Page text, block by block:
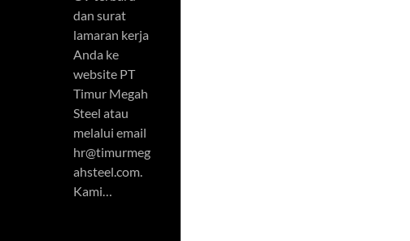
dan surat
lamaran kerja
Anda ke
website PT
Timur Megah
Steel atau
melalui email
hr@timurmeg
ahsteel.com
Kami…